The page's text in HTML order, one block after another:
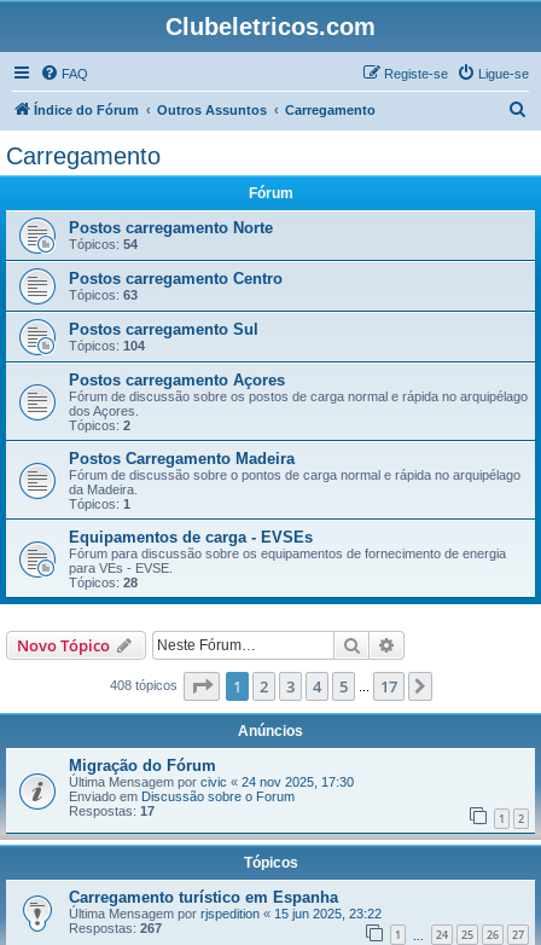
Clubeletricos.com
FAQ Ligue-se
Registe-se
Índice do Fórum Outros Assuntos Carregamento
a
Carregamento
Fórum
Postos carregamento Norte
Tópicos: 54
Postos carregamento Centro
Tópicos: 63
Postos carregamento Sul
Tópicos: 104
Postos carregamento Açores
Fórum de discussão sobre os postos de carga normal e rápida no arquipélago
dos Açores.
Tópicos: 2
Postos Carregamento Madeira
Fórum de discussão sobre o pontos de carga normal e rápida no arquipélago
da Madeira.
Tópicos: 1
Equipamentos de carga - EVSEs
Fórum para discussão sobre os equipamentos de fornecimento de energia
para VEs - EVSE.
Tópicos: 28
Novo Tópico Pesquisar
408 tópicos Página de 17
1 2 3 4 5 17
Anúncios
Migração do Fórum
Última Mensagem por civic « 24 nov 2025, 17:30
Enviado em Discussão sobre o Forum
Respostas: 17 1 2
Tópicos
Carregamento turístico em Espanha
Última Mensagem por rjspedition « 15 jun 2025, 23:22
Respostas: 267 1 24 25 26 27